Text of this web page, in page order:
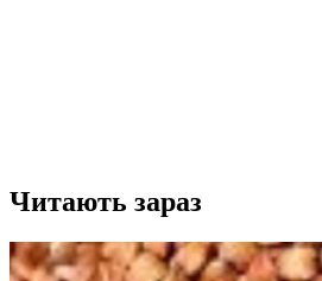
Читають зараз